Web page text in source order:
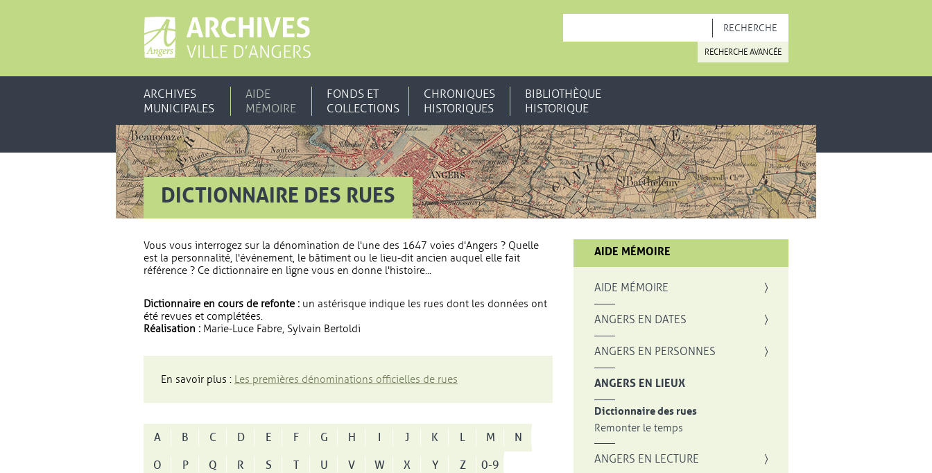
RECHERCHE AVANCÉE
ARCHIVES
MUNICIPALES
AIDE
MÉMOIRE
FONDS ET
COLLECTIONS
CHRONIQUES
HISTORIQUES
BIBLIOTHÈQUE
HISTORIQUE
DICTIONNAIRE DES RUES
Vous vous interrogez sur la dénomination de l'une des 1647 voies d'Angers ? Quelle
est la personnalité, l'événement, le bâtiment ou le lieu-dit ancien auquel elle fait
référence ? Ce dictionnaire en ligne vous en donne l'histoire...
Dictionnaire en cours de refonte : un astérisque indique les rues dont les données ont
été revues et complétées.
Réalisation : Marie-Luce Fabre, Sylvain Bertoldi
En savoir plus : Les premières dénominations officielles de rues
A B C D E F G H I J K L M
N
O
P Q R S T U V W X Y Z 0-9
AIDE MÉMOIRE
AIDE MÉMOIRE
ANGERS EN DATES
ANGERS EN PERSONNES
ANGERS EN LIEUX
Dictionnaire des rues
Remonter le temps
ANGERS EN LECTURE